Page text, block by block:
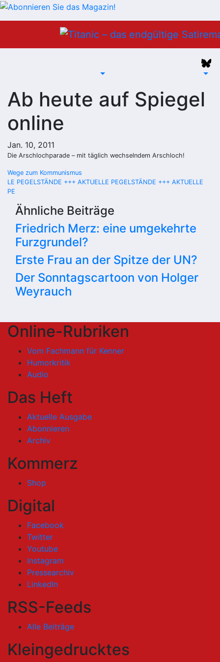
Ab heute auf Spiegel
online
Jan. 10, 2011
Die Arschlochparade – mit täglich wechselndem Arschloch!
Beitragsnavigation
Wege zum Kommunismus
LE PEGELSTÄNDE +++ AKTUELLE PEGELSTÄNDE +++ AKTUELLE
PE
Ähnliche Beiträge
Friedrich Merz: eine umgekehrte
Furzgrundel?
Erste Frau an der Spitze der UN?
Der Sonntagscartoon von Holger
Weyrauch
Online-Rubriken
Vom Fachmann für Kenner
Humorkritik
Audio
Das Heft
Aktuelle Ausgabe
Abonnieren
Archiv
Kommerz
Shop
Digital
Facebook
Twitter
Youtube
Instagram
Pressearchiv
LinkedIn
RSS-Feeds
Alle Beiträge
Kleingedrucktes